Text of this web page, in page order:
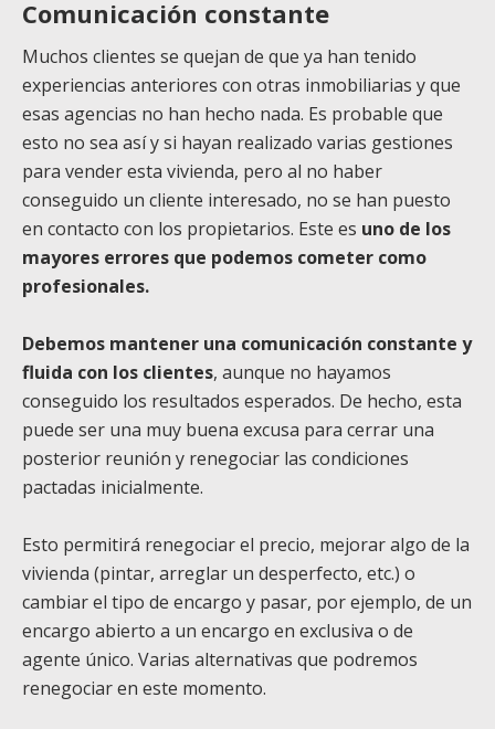
Comunicación constante
Muchos clientes se quejan de que ya han tenido
experiencias anteriores con otras inmobiliarias y que
esas agencias no han hecho nada. Es probable que
esto no sea así y si hayan realizado varias gestiones
para vender esta vivienda, pero al no haber
conseguido un cliente interesado, no se han puesto
en contacto con los propietarios. Este es uno de los
mayores errores que podemos cometer como
profesionales.
Debemos mantener una comunicación constante y
fluida con los clientes, aunque no hayamos
conseguido los resultados esperados. De hecho, esta
puede ser una muy buena excusa para cerrar una
posterior reunión y renegociar las condiciones
pactadas inicialmente.
Esto permitirá renegociar el precio, mejorar algo de la
vivienda (pintar, arreglar un desperfecto, etc.) o
cambiar el tipo de encargo y pasar, por ejemplo, de un
encargo abierto a un encargo en exclusiva o de
agente único. Varias alternativas que podremos
renegociar en este momento.